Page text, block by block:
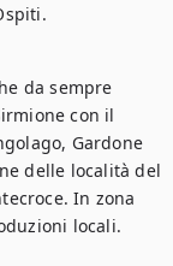
da sempre
con il
Gardone
delle località del
In zona
locali.